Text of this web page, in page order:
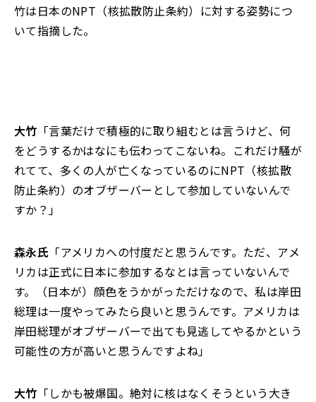
竹は日本のNPT（核拡散防止条約）に対する姿勢につ
いて指摘した。
大竹 「言葉だけで積極的に取り組むとは言うけど、何
をどうするかはなにも伝わってこないね。これだけ騒が
れてて、多くの人が亡くなっているのにNPT（核拡散
防止条約）のオブザーバーとして参加していないんで
すか？」
森永氏 「アメリカへの忖度だと思うんです。ただ、アメ
リカは正式に日本に参加するなとは言っていないんで
す。（日本が）顔色をうかがっただけなので、私は岸田
総理は一度やってみたら良いと思うんです。アメリカは
岸田総理がオブザーバーで出ても見逃してやるかという
可能性の方が高いと思うんですよね」
大竹 「しかも被爆国。絶対に核はなくそうという大き